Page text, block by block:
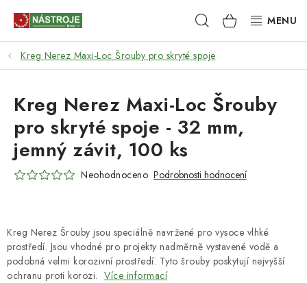
Hledat NÁKUPNÍ
KOŠÍK
NÁSTROJE
BRUSIVO
RUČNÍ NÁŘADÍ, PŘÍPRAVKY
STROJE
Kreg Nerez Maxi-Loc Šrouby pro skryté spoje
Kreg Nerez Šrouby jsou speciálně navržené pro vysoce vlhké
prostředí. Jsou vhodné pro projekty nadměrně vystavené vodě a
podobná velmi korozivní prostředí. Tyto šrouby poskytují nejvyšší
ochranu proti korozi. Více informací
Kreg Nerez Maxi-Loc Šrouby
pro skryté spoje - 32 mm,
jemný závit, 100 ks
Neohodnoceno Podrobnosti hodnocení